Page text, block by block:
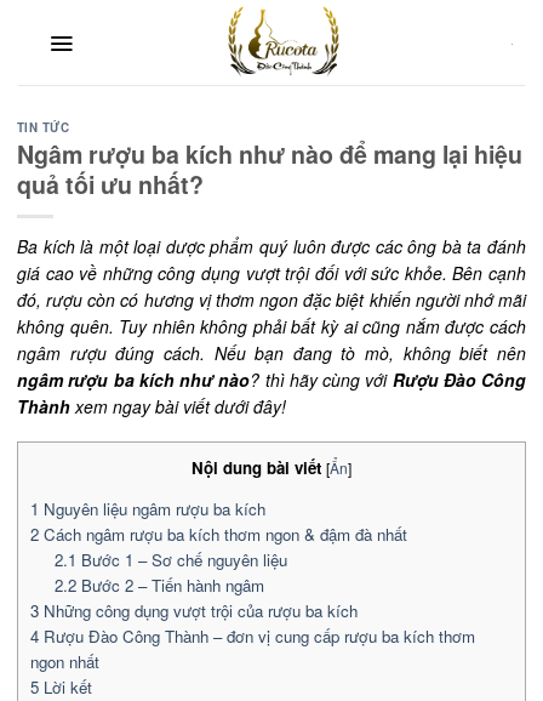
TIN TỨC
Ngâm rượu ba kích như nào để mang lại hiệu
quả tối ưu nhất?
Ba kích là một loại dược phẩm quý luôn được các ông bà ta đánh
giá cao về những công dụng vượt trội đối với sức khỏe. Bên cạnh
đó, rượu còn có hương vị thơm ngon đặc biệt khiến người nhớ mãi
không quên. Tuy nhiên không phải bất kỳ ai cũng nắm được cách
ngâm rượu đúng cách. Nếu bạn đang tò mò, không biết nên
ngâm rượu ba kích như nào? thì hãy cùng với Rượu Đào Công
Thành xem ngay bài viết dưới đây!
Nội dung bài viết [Ẩn]
1 Nguyên liệu ngâm rượu ba kích
2 Cách ngâm rượu ba kích thơm ngon & đậm đà nhất
2.1 Bước 1 – Sơ chế nguyên liệu
2.2Bước 2 – Tiến hành ngâm
3 Những công dụng vượt trội của rượu ba kích
4 Rượu Đào Công Thành – đơn vị cung cấp rượu ba kích thơm
ngon nhất
5 Lời kết